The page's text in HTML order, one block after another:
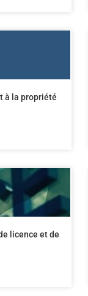
à la propriété
licence et de